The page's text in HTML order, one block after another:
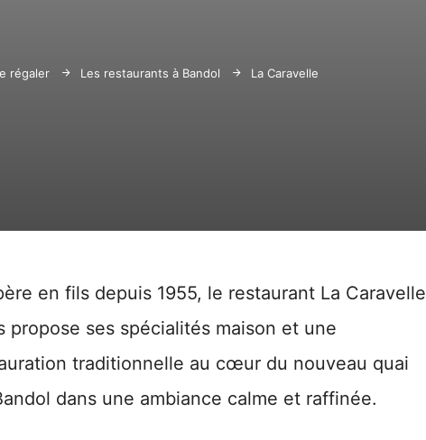
régaler Les restaurants à Bandol La Caravelle
en fils depuis 1955, le restaurant La Caravelle
propose ses spécialités maison et une
traditionnelle au cœur du nouveau quai
dans une ambiance calme et raffinée.